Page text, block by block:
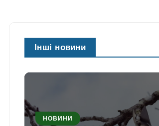
Інші новини
НОВИНИ